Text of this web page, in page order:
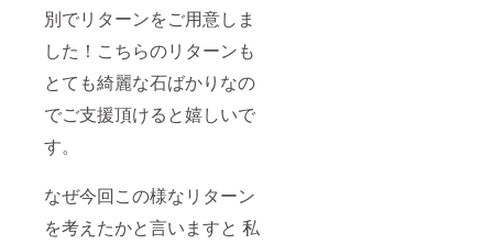
別でリターンをご用意しま
した！こちらのリターンも
とても綺麗な石ばかりなの
でご支援頂けると嬉しいで
す。
なぜ今回この様なリターン
を考えたかと言いますと 私